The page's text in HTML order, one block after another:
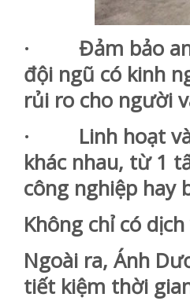
· Đảm bảo an
đội ngũ có kinh
rủi ro cho người
· Linh hoạt và
khác nhau, từ 1
công nghiệp hay
Không chỉ có
Ngoài ra, Ánh
tiết kiệm thời